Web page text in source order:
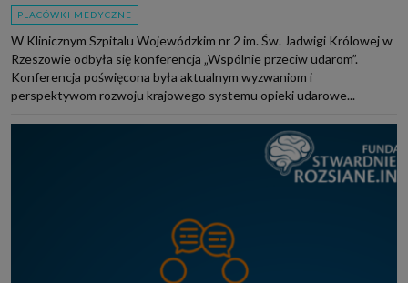
PLACÓWKI MEDYCZNE
W Klinicznym Szpitalu Wojewódzkim nr 2 im. Św. Jadwigi Królowej w
Rzeszowie odbyła się konferencja „Wspólnie przeciw udarom”.
Konferencja poświęcona była aktualnym wyzwaniom i
perspektywom rozwoju krajowego systemu opieki udarowe...